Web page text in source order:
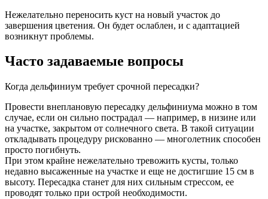
Нежелательно переносить куст на новый участок до
завершения цветения. Он будет ослаблен, и с адаптацией
возникнут проблемы.
Часто задаваемые вопросы
Когда дельфиниум требует срочной пересадки?
Провести внеплановую пересадку дельфиниума можно в том
случае, если он сильно пострадал — например, в низине или
на участке, закрытом от солнечного света. В такой ситуации
откладывать процедуру рискованно — многолетник способен
просто погибнуть.
При этом крайне нежелательно тревожить кусты, только
недавно высаженные на участке и еще не достигшие 15 см в
высоту. Пересадка станет для них сильным стрессом, ее
проводят только при острой необходимости.